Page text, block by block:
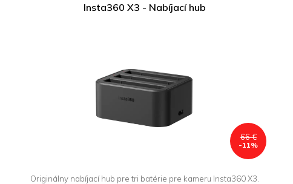
Insta360 X3 - Nabíjací hub
66 €
-11%
Originálny nabíjací hub pre tri batérie pre kameru Insta360 X3.